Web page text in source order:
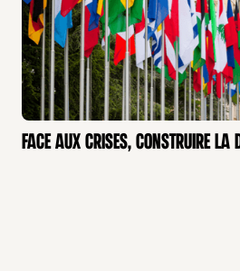
GÉOPOLITIQUE
Face aux crises, construire la